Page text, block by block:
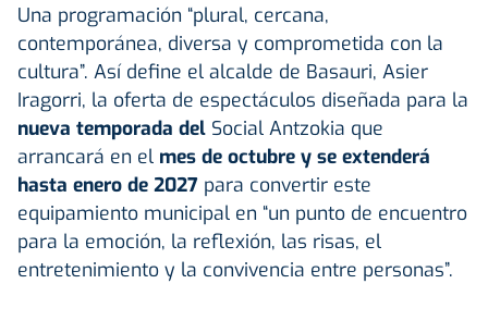
Una programación “plural, cercana,
contemporánea, diversa y comprometida con la
cultura”. Así define el alcalde de Basauri, Asier
Iragorri, la oferta de espectáculos diseñada para la
nueva temporada del Social Antzokia que
arrancará en el mes de octubre y se extenderá
hasta enero de 2027 para convertir este
equipamiento municipal en “un punto de encuentro
para la emoción, la reflexión, las risas, el
entretenimiento y la convivencia entre personas”.